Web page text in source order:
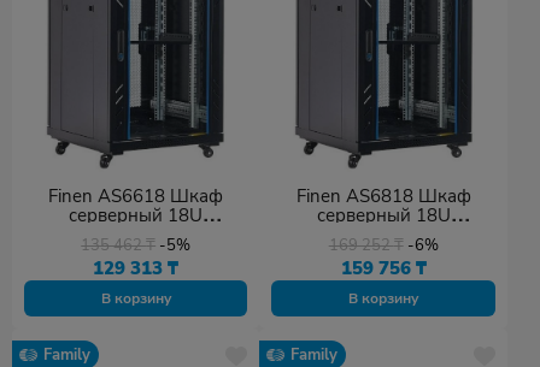
Finen AS6618 Шкаф
серверный 18U
(600х600х987мм)
135 462₸ -5%
129 313₸
В корзину
Finen AS6818 Шкаф
серверный 18U
(600х800х987мм)
169 252₸ -6%
159 756 ₸
В корзину
Family Family